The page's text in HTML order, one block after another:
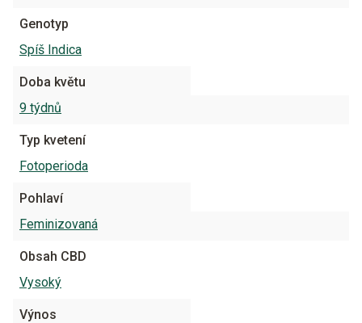
Genotyp
Spíš Indica
Doba květu
9 týdnů
Typ kvetení
Fotoperioda
Pohlaví
Feminizovaná
Obsah CBD
Vysoký
Výnos